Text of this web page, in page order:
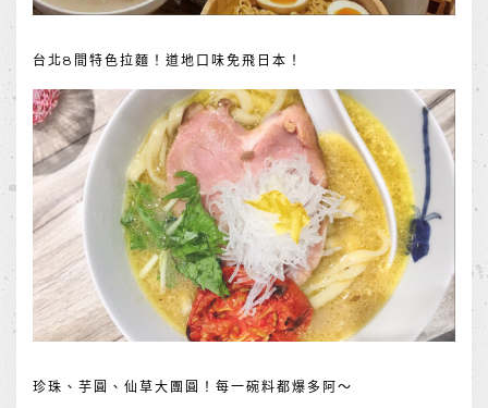
台北8間特色拉麵！道地口味免飛日本！
珍珠、芋圓、仙草大團圓！每一碗料都爆多阿～